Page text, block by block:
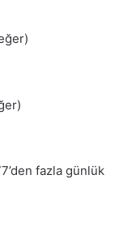
fazla günlük